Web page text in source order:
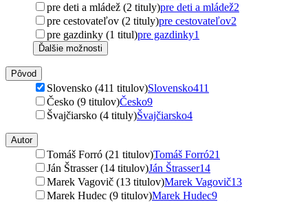
pre deti a mládež (2 tituly)pre deti a mládež2
pre cestovateľov (2 tituly)pre cestovateľov2
pre gazdinky (1 titul)pre gazdinky1
Ďalšie možnosti
Pôvod
Slovensko (411 titulov)Slovensko411
Česko (9 titulov)Česko9
Švajčiarsko (4 tituly)Švajčiarsko4
Autor
Tomáš Forró (21 titulov)Tomáš Forró21
Ján Štrasser (14 titulov)Ján Štrasser14
Marek Vagovič (13 titulov)Marek Vagovič13
Marek Hudec (9 titulov)Marek Hudec9